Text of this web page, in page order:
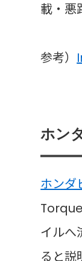
載・悪
参考）
ホン
ホンダ
イルへ
ると説